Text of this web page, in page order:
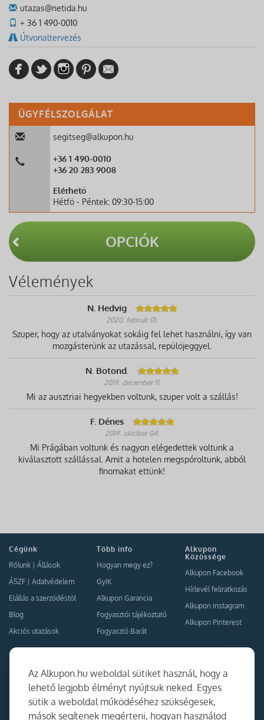
Az Alkupon.hu weboldal sütiket használ, hogy a
lehető legjobb élményt nyújtsuk neked. Egyes
sütik a weboldal működéséhez szükségesek,
mások segítenek megérteni, hogyan használod
utazas@netida.hu
+ 36 1 490-0010
Útvonaltervezés
ÜGYFÉLSZOLGÁLAT
segitseg@alkupon.hu
+36 1 490-0010
+36 20 283 9008
Elérhető
Hétfő - Péntek: 09:30-15:00
OPCIÓK
Vélemények
N. Hedvig
2020. február 01.
Szuper, hogy az utalványokat sokáig fel lehet használni, így van
mozgásterünk az utazással, repülőjeggyel.
N. Botond.
2019. december 11.
Mi az ausztriai hegyekben voltunk, szuper volt a szállás!
F. Dénes
2019. október 04.
Mi Prágában voltunk és nagyon elégedettek voltunk a
kiválasztott szállással. Amit a hotelen megspóroltunk, abból
finomakat ettünk!
Cégünk
Rólunk
Állások
ÁSZF
Adatvédelem
Elállás a szerződéstől
Blog
Akciós utazások
Több info
Hogyan megy ez?
GyIK
Alkupon Garancia
Fogyasztói tájékoztató
Fogyasztó Barát
Alkupon
Közössége
Alkupon Facebook
Hírlevél feliratkozás
Alkupon Instagram
Alkupon Pinterest
Együttműködés
Kapcsolat
Ajánlj nekünk!
Partner Belépés